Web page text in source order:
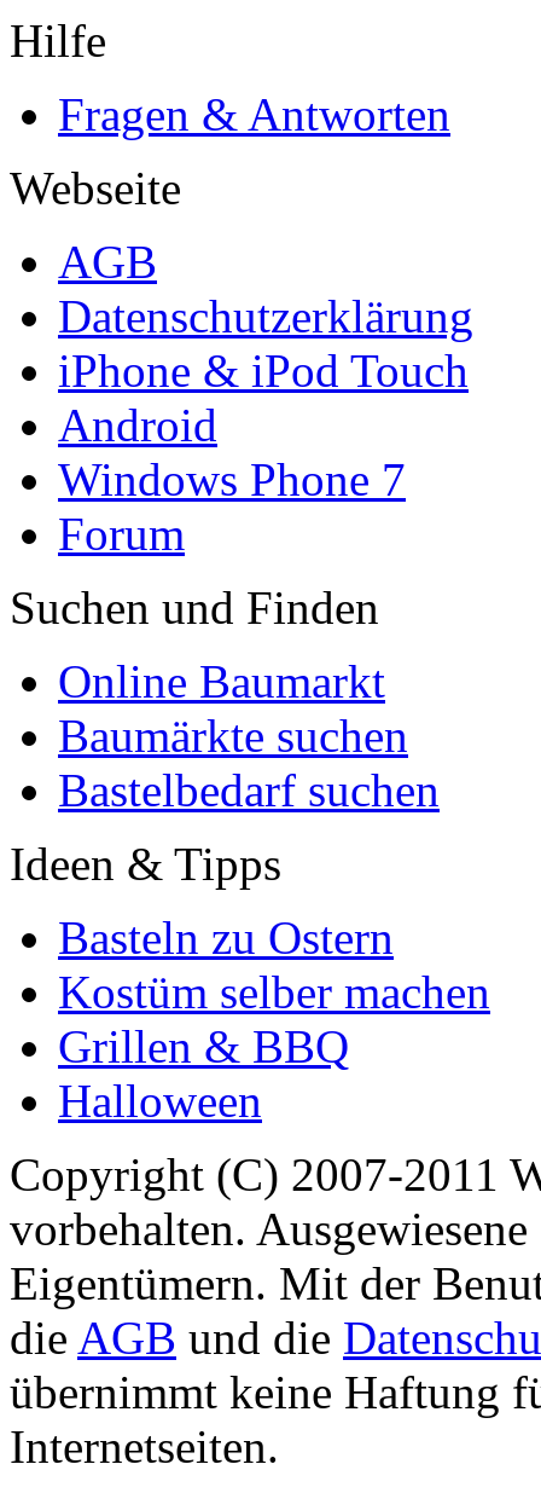
Hilfe
Fragen & Antworten
Webseite
AGB
Datenschutzerklärung
iPhone & iPod Touch
Android
Windows Phone 7
Forum
Suchen und Finden
Online Baumarkt
Baumärkte suchen
Bastelbedarf suchen
Ideen & Tipps
Basteln zu Ostern
Kostüm selber machen
Grillen & BBQ
Halloween
Copyright (C) 2007-2011
vorbehalten.
Eigentümern. Mit der
die AGB und die
übernimmt keine Haftung
Internetseiten.